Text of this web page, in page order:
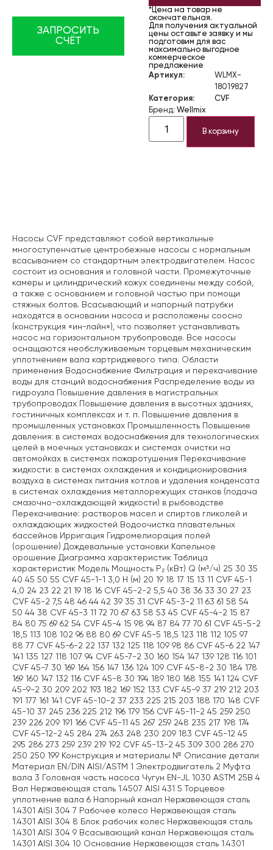
ЗАПРОСИТЬ
СЧЁТ
*Цена на товар не
окончательная.
Для получения актуальной
цены оставьте заявку и мы
подготовим для вас
максимально выгодное
коммерческое
предложение
Артикул:
WLMX-
18019827
Категория:
CVF
Бренд: Wellmix
В корзину
Насосы CVF представляют собой вертикальные
многоступенчатые центробежные насосы с нормальным
всасыванием со стандартным электродвигателем. Насос
состоит из основания и головной части. Промежуточные
камеры и цилиндрический кожух соединены между собой,
а также с основанием и головной частью при помощи
стяжных болтов. Всасывающий и напорный патрубки
находятся в основании насоса и расположены соосно
(конструкция «ин-лайн»), что позволяет устанавливать
насос на горизонтальном трубопроводе. Все насосы
оснащаются необслуживаемым торцевым механическим
уплотнением вала картриджевого типа. Области
применения Водоснабжение Фильтрация и перекачивание
воды для станций водоснабжения Распределение воды из
гидроузла Повышение давления в магистральных
трубопроводах Повышение давления в высотных зданиях,
гостиничных комплексах и т. п. Повышение давления в
промышленных установках Промышленность Повышение
давления: в системах водоснабжения для технологических
целей в моечных установках и системах очистки на
автомойках в системах пожаротушения Перекачивание
жидкости: в системах охлаждения и кондиционирования
воздуха в системах питания котлов и удаления конденсата
в системах охлаждения металлорежущих станков (подача
смазочно-охлаждающей жидкости) в рыбоводстве
Перекачивание: растворов масел и спиртов гликолей и
охлаждающих жидкостей Водоочистка плавательных
бассейнов Ирригация Гидромелиорация полей
(орошение) Дождевальные установки Капельное
орошение Диаграмма характеристик Таблица
характеристик Модель Мощность P₂ (кВт) Q (м³/ч) 25 30 35
40 45 50 55 CVF 45-1-1 3,0 H (м) 20 19 18 17 15 13 11 CVF 45-1
4,0 24 23 22 21 19 18 16 CVF 45-2-2 5,5 40 38 36 33 30 27 23
CVF 45-2 7,5 48 46 44 42 39 35 31 CVF 45-3-2 11 63 61 58 54
50 44 38 CVF 45-3 11 72 70 67 63 58 53 45 CVF 45-4-2 15 87
84 80 75 69 62 54 CVF 45-4 15 98 94 87 84 77 70 61 CVF 45-5-2
18,5 113 108 102 96 88 80 69 CVF 45-5 18,5 123 118 112 105 97
88 77 CVF 45-6-2 22 137 132 125 118 109 98 86 CVF 45-6 22 147
141 135 127 118 107 94 CVF 45-7-2 30 160 154 147 139 128 116 101
CVF 45-7 30 169 164 156 147 136 124 109 CVF 45-8-2 30 184 178
169 160 147 132 116 CVF 45-8 30 194 189 180 168 155 141 124 CVF
45-9-2 30 209 202 193 182 169 152 133 CVF 45-9 37 219 212 203
191 177 161 141 CVF 45-10-2 37 233 225 215 203 188 170 148 CVF
45-10 37 245 236 225 212 196 179 156 CVF 45-11-2 45 259 250
239 226 209 191 166 CVF 45-11 45 267 259 248 235 217 198 174
CVF 45-12-2 45 284 274 263 248 230 209 183 CVF 45-12 45
295 286 273 259 239 219 192 CVF 45-13-2 45 309 300 286 270
250 250 199 Конструкция и материалы № Описание детали
Материал EN/DIN AISI/ASTM 1 Электродвигатель 2 Муфта
вала 3 Головная часть насоса Чугун EN-JL 1030 ASTM 25B 4
Вал Нержавеющая сталь 1.4507 AISI 431 5 Торцевое
уплотнение вала 6 Напорный канал Нержавеющая сталь
1.4301 AISI 304 7 Рабочее колесо Нержавеющая сталь
1.4301 AISI 304 8 Блок рабочих колес Нержавеющая сталь
1.4301 AISI 304 9 Всасывающий канал Нержавеющая сталь
1.4301 AISI 304 10 Основание Нержавеющая сталь 1.4301